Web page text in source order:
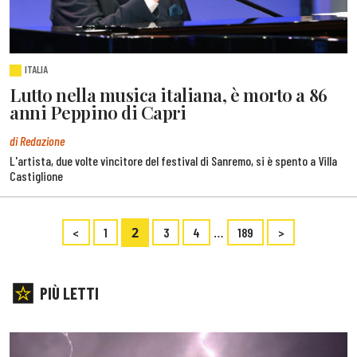
ITALIA
Lutto nella musica italiana, è morto a 86
anni Peppino di Capri
di Redazione
L'artista, due volte vincitore del festival di Sanremo, si è spento a Villa
Castiglione
< 1 2 3 4 … 189 >
PIÙ LETTI